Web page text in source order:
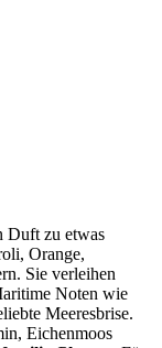
Duft zu etwas
Orange,
Sie verleihen
Noten wie
Meeresbrise.
Eichenmoos